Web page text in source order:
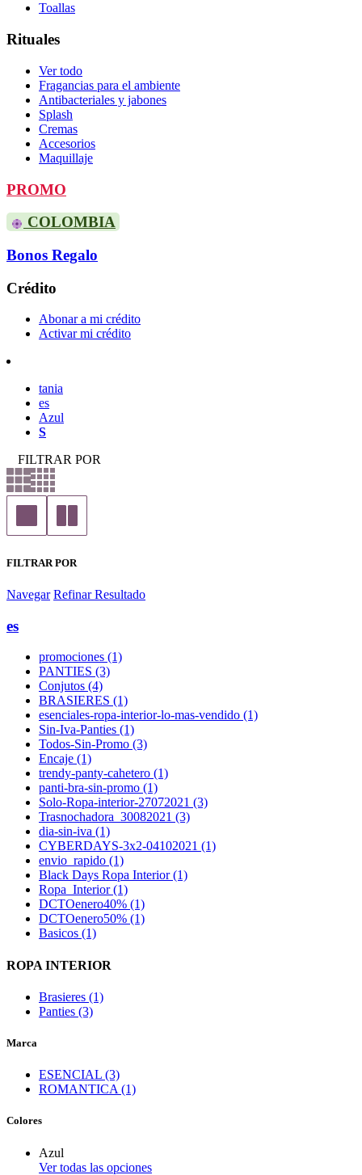
Toallas
Rituales
Ver todo
Fragancias para el ambiente
Antibacteriales y jabones
Splash
Cremas
Accesorios
Maquillaje
PROMO
COLOMBIA
Bonos Regalo
Crédito
Abonar a mi crédito
Activar mi crédito
tania
es
Azul
S
FILTRAR POR
FILTRAR POR
Navegar Refinar Resultado
es
promociones (1)
PANTIES (3)
Conjutos (4)
BRASIERES (1)
esenciales-ropa-interior-lo-mas-vendido (1)
Sin-Iva-Panties (1)
Todos-Sin-Promo (3)
Encaje (1)
trendy-panty-cahetero (1)
panti-bra-sin-promo (1)
Solo-Ropa-interior-27072021 (3)
Trasnochadora_30082021 (3)
dia-sin-iva (1)
CYBERDAYS-3x2-04102021 (1)
envio_rapido (1)
Black Days Ropa Interior (1)
Ropa_Interior (1)
DCTOenero40% (1)
DCTOenero50% (1)
Basicos (1)
ROPA INTERIOR
Brasieres (1)
Panties (3)
Marca
ESENCIAL (3)
ROMANTICA (1)
Colores
Azul
Ver todas las opciones